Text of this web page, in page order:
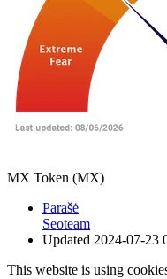
MX Token (MX)
Parašė
Seoteam
Updated 2024-07-23
This website is using